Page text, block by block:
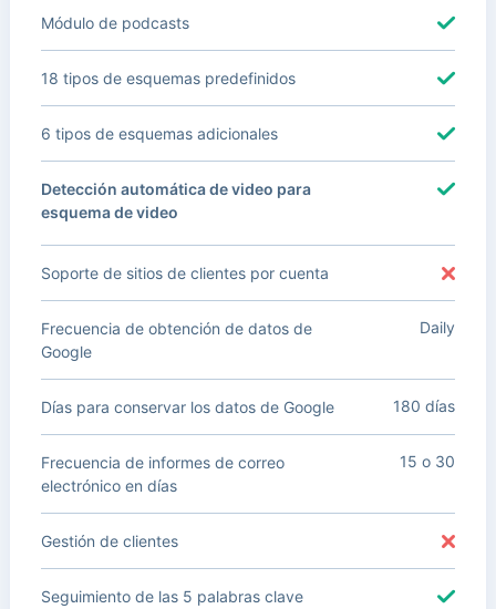
Módulo de podcasts
18 tipos de esquemas predefinidos
6 tipos de esquemas adicionales
Detección automática de video para
esquema de video
Soporte de sitios de clientes por cuenta
Frecuencia de obtención de datos de
Google
Daily
Días para conservar los datos de Google 180 días
Frecuencia de informes de correo
electrónico en días
15 o 30
Gestión de clientes
Seguimiento de las 5 palabras clave